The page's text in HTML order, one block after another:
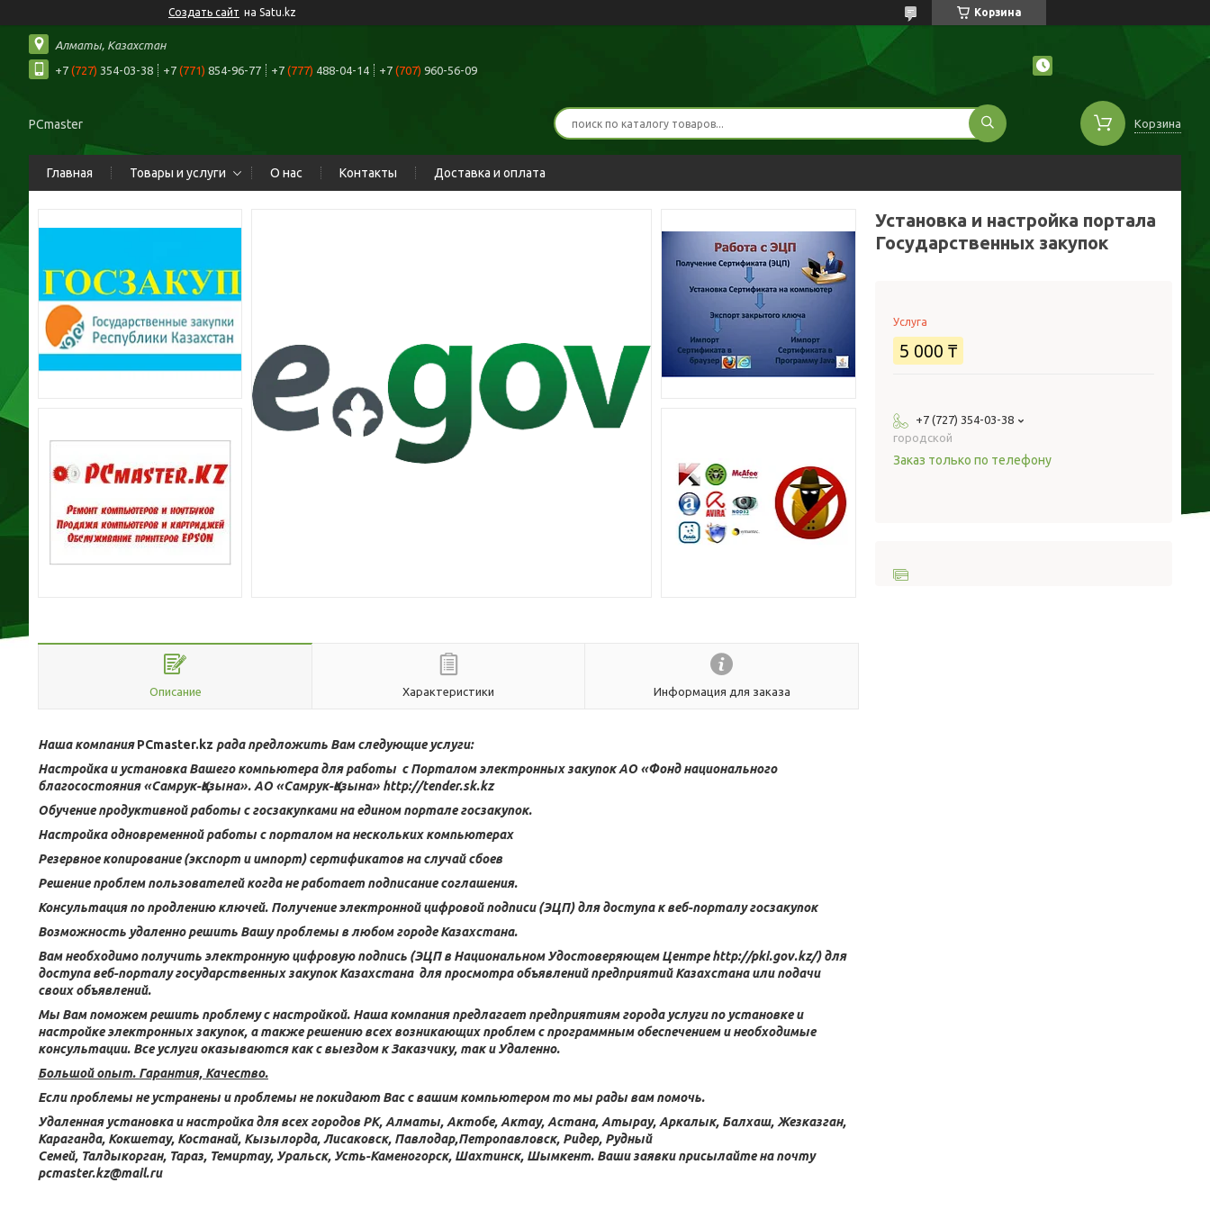
Создать сайт на Satu.kz Корзина
Алматы, Казахстан
+7 (727) 354-03-38 +7 (771) 854-96-77 +7 (777) 488-04-14 +7 (707) 960-56-09
PCmaster Корзина
Главная Товары и услуги О нас Контакты Доставка и оплата
Описание Характеристики Информация для заказа
Наша компанияPCmaster.kz рада предложить Вам следующие услуги:
Настройка и установка Вашего компьютера для работы с Порталом электронных закупок АО «Фонд национального
благосостояния «Самрук-Қазына». АО «Самрук-Қазына» http://tender.sk.kz
Обучение продуктивной работы с госзакупками на едином портале госзакупок.
Настройка одновременной работы с порталом на нескольких компьютерах
Резервное копирование (экспорт и импорт) сертификатов на случай сбоев
Решение проблем пользователей когда не работает подписание соглашения.
Консультация по продлению ключей. Получение электронной цифровой подписи (ЭЦП) для доступа к веб-порталу госзакупок
Возможность удаленно решить Вашу проблемы в любом городе Казахстана.
Вам необходимо получить электронную цифровую подпись (ЭЦП в Национальном Удостоверяющем Центре http://pki.gov.kz/) для
доступа веб-порталу государственных закупок Казахстана для просмотра объявлений предприятий Казахстана или подачи
своих объявлений.
Мы Вам поможем решить проблему с настройкой. Наша компания предлагает предприятиям города услуги по установке и
настройке электронных закупок, а также решению всех возникающих проблем с программным обеспечением и необходимые
консультации. Все услуги оказываются как с выездом к Заказчику, так и Удаленно.
Большой опыт. Гарантия, Качество.
Если проблемы не устранены и проблемы не покидают Вас с вашим компьютером то мы рады вам помочь.
Удаленная установка и настройка для всех городов РК, Алматы, Актобе, Актау, Астана, Атырау, Аркалык, Балхаш, Жезказган,
Караганда, Кокшетау, Костанай, Кызылорда, Лисаковск, Павлодар,Петропавловск, Ридер, Рудный
Семей, Талдыкорган, Тараз, Темиртау, Уральск, Усть-Каменогорск, Шахтинск, Шымкент. Ваши заявки присылайте на почту
pcmaster.kz@mail.ru
Установка и настройка портала
Государственных закупок
Услуга
5 000 ₸
+7 (727) 354-03-38
городской
Заказ только по телефону